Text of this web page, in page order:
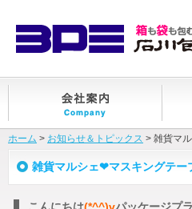
ホーム > お知らせ＆トピックス > 雑貨マ
雑貨マルシェ❤マスキングテー